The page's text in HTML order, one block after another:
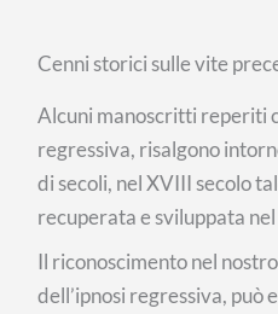
Cenni storici sulle vite
Alcuni manoscritti reperiti
regressiva, risalgono
di secoli, nel XVIII secolo
recuperata e sviluppata
Il riconoscimento nel
dell’ipnosi regressiva, può